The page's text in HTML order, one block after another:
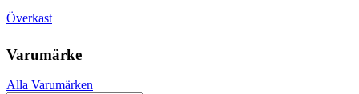
Överkast
Varumärke
Alla Varumärken